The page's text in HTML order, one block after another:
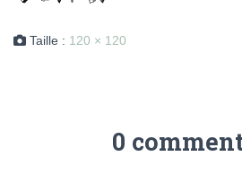
Taille : 120 × 120
0